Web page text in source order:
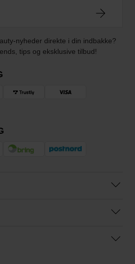
nyheder direkte i din indbakke?
tips og eksklusive tilbud!